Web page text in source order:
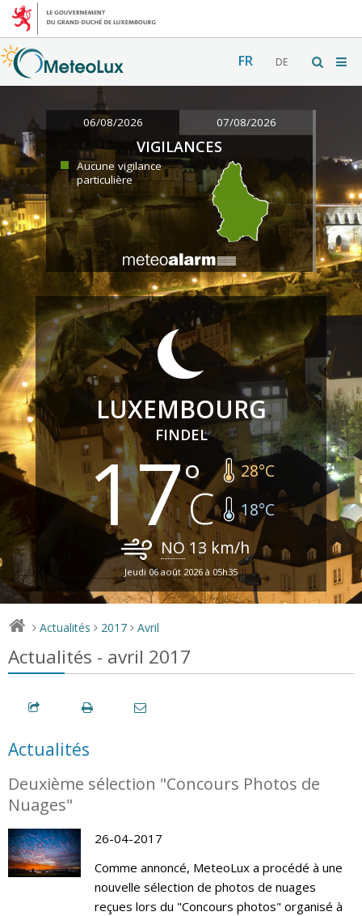
FR DE
06/08/2026 07/08/2026
VIGILANCES
Aucune vigilance
particulière
LUXEMBOURG
FINDEL
17 28°C
18°C
NO 13 km/h
Jeudi 06 août 2026 à 05h35
> Actualités > 2017 > Avril
Actualités - avril 2017
Actualités
Deuxième sélection "Concours Photos de
Nuages"
26-04-2017
Comme annoncé, MeteoLux a procédé à une
nouvelle sélection de photos de nuages
reçues lors du "Concours photos" organisé à